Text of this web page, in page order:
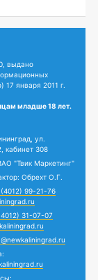
выдано
января 2011 г.
младше 18 лет.
ул.
кабинет 308
"Твик Маркетинг"
Обрехт О.Г.
99-21-76
31-07-07